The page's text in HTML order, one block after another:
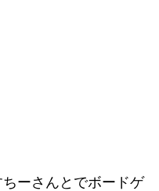
ーさんとでボードゲ